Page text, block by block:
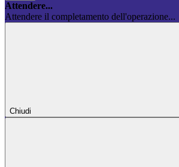
Attendere...
Attendere il completamento dell'operazione...
Chiudi